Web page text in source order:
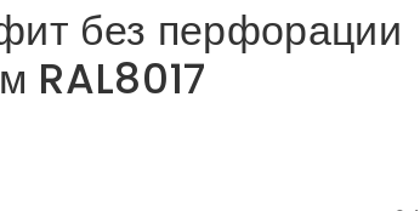
без перфорации
RAL8017